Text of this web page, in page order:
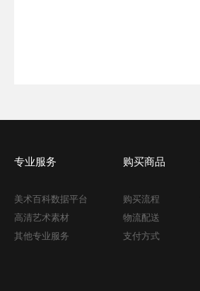
专业服务
美术百科数据平台
高清艺术素材
其他专业服务
购买商品
购买流程
物流配送
支付方式